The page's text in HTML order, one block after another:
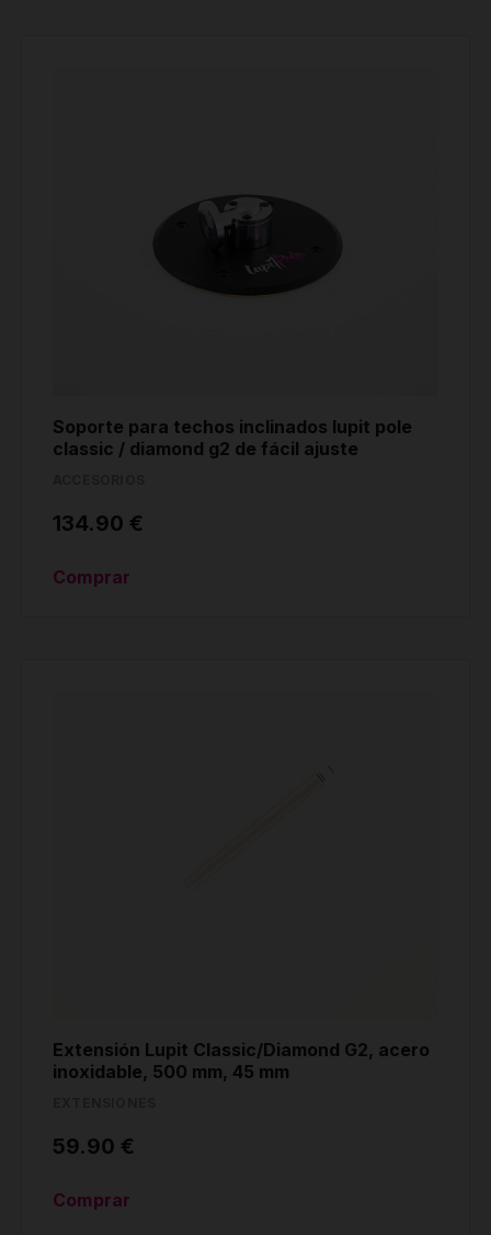
Soporte para techos inclinados lupit pole
classic / diamond g2 de fácil ajuste
134.90 €
Comprar
Extensión Lupit Classic/Diamond G2, acero
inoxidable, 500 mm, 45 mm
59.90 €
Comprar